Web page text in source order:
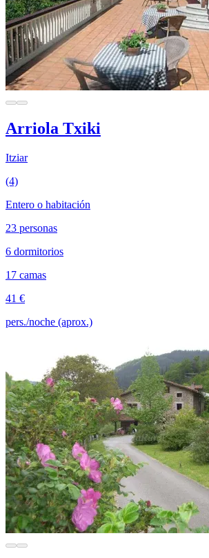
Arriola Txiki
Itziar
(4)
Entero o habitación
23 personas
6 dormitorios
17 camas
41 €
pers./noche (aprox.)